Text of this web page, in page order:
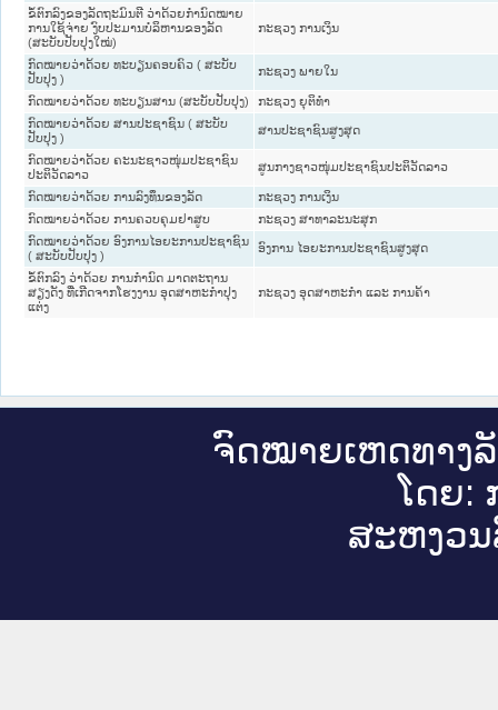
ຂໍ້ຕົກລົງຂອງລັດຖະມົນຕີ ວ່າດ້ວຍກຳນົດໝາຍ
ການໃຊ້ຈ່າຍ ງົບປະມານບໍລິຫານຂອງລັດ
(ສະບັບປັບປຸງໃໝ່)
ກະຊວງ ການເງິນ
ກົດ​ໝາຍວ່າ​ດ້ວຍ ທະບຽນຄອບຄົວ ( ສະ​ບັບ​
ປັບ​ປຸງ )
ກະຊວງ ພາຍໃນ
ກົດໝາຍວ່າດ້ວຍ ທະບຽນສານ (ສະບັບປັບປຸງ)
ກະຊວງ ຍຸຕິທໍາ
ກົດໝາຍວ່າດ້ວຍ ສານປະຊາຊົນ ( ສະບັບ
ປັບປຸງ )
ສານປະຊາຊົນສູງສຸດ
ກົດໝາຍວ່າດ້ວຍ ຄະນະຊາວໜຸ່ມປະຊາຊົນ
ປະຕິວັດລາວ
ສູນກາງຊາວໜຸ່ມປະຊາຊົນປະຕິວັດລາວ
ກົດໝາຍວ່າດ້ວຍ ການລົງທຶນຂອງລັດ
ກະຊວງ ການເງິນ
ກົດໝາຍວ່າດ້ວຍ ການຄວບຄຸມຢາສູບ
ກະຊວງ ສາທາລະນະສຸກ
ກົດໝາຍວ່າດ້ວຍ ອົງການໄອຍະການປະຊາຊົນ
( ສະບັບປັບປຸງ )
ອົງການ ໄອຍະການປະຊາຊົນສູງສຸດ
ຂໍ້ຕົກລົງ ວ່າດ້ວຍ ການກຳນົດ ມາດຕະຖານ
ສຽງດັງ ທີ່ເກີດຈາກໂຮງງານ ອຸດສາຫະກຳປຸງ
ແຕ່ງ
ກະຊວງ ອຸດສາຫະກຳ ແລະ ການຄ້າ
ຈົດ​ໝາຍ​ເຫດ​ທາງ​
ໂດຍ:
ສະ​ຫງວນ​